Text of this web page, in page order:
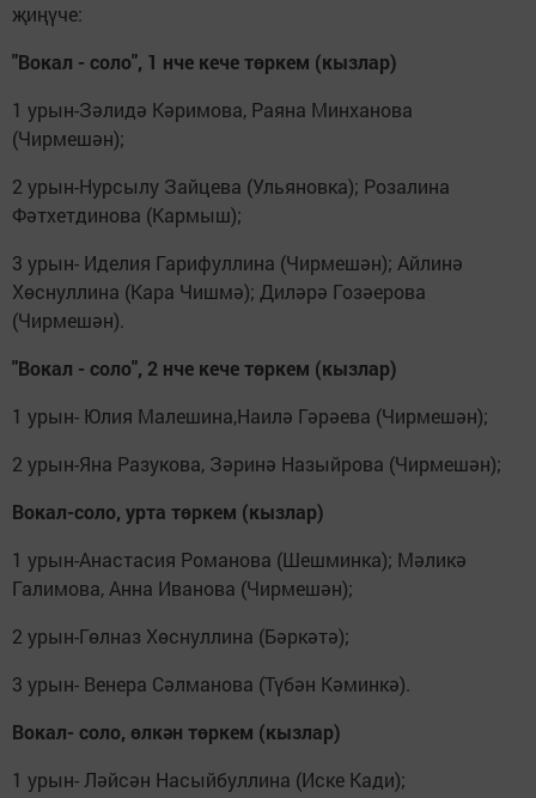
җиңүче:
"Вокал - соло", 1 нче кече төркем (кызлар)
1 урын-Зәлидә Кәримова, Раяна Минханова
(Чирмешән);
2 урын-Нурсылу Зайцева (Ульяновка); Розалина
Фәтхетдинова (Кармыш);
3 урын- Иделия Гарифуллина (Чирмешән); Айлинә
Хөснуллина (Кара Чишмә); Диләрә Гозәерова
(Чирмешән).
"Вокал - соло", 2 нче кече төркем (кызлар)
1 урын- Юлия Малешина,Наилә Гәрәева (Чирмешән);
2 урын-Яна Разукова, Зәринә Назыйрова (Чирмешән);
Вокал-соло, урта төркем (кызлар)
1 урын-Анастасия Романова (Шешминка); Мәликә
Галимова, Анна Иванова (Чирмешән);
2 урын-Гөлназ Хөснуллина (Бәркәтә);
3 урын- Венера Сәлманова (Түбән Кәминкә).
Вокал- соло, өлкән төркем (кызлар)
1 урын- Ләйсән Насыйбуллина (Иске Кади);